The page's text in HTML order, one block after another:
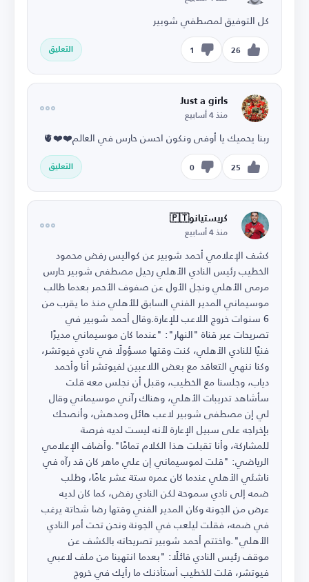
كل التوفيق لمصطفي شوبير
26
1 التعليق
Just a girls
منذ 4 أسابيع
ربنا يحميك يا أوفى ونكون احسن حارس في العالم❤️❤️🫀
25
0 التعليق
كريستيانو🇵🇹
منذ 4 أسابيع
كشف الإعلامي أحمد شوبير عن كواليس رفض محمود
الخطيب رئيس النادي الأهلي رحيل مصطفى شوبير حارس
مرمى الأهلي ونجل الأول عن صفوف الأحمر بعدما طالب
موسيماني المدير الفني السابق للأهلي منذ ما يقرب من
6 سنوات خروج اللاعب للإعارة.وقال أحمد شوبير في
تصريحات عبر قناة "النهار": "عندما كان موسيماني مديرًا
فنيًا للنادي الأهلي، كنت وقتها مسؤولًا في نادي فيوتشر،
وكنا ننهي التعاقد مع بعض اللاعبين لفيوتشر أنا وأحمد
دياب، وجلسنا مع الخطيب، وقبل أن نجلس معه قلت
سأشاهد تدريبات الأهلي، وهناك رآني موسيماني وقال
لي إن مصطفى شوبير لاعب هائل ومدهش، وأنصحك
بإخراجه على سبيل الإعارة لأنه ليست لديه فرصة
للمشاركة، وأنا تقبلت هذا الكلام تمامًا".وأضاف الإعلامي
الرياضي: "قلت لموسيماني إن علي ماهر كان قد رآه في
ناشئي الأهلي عندما كان عمره ستة عشر عامًا، وطلب
ضمه إلى نادي سموحة لكن النادي رفض، كما كان لديه
عرض من الجونة وكان المدير الفني وقتها رضا شحاتة يرغب
في ضمه، فقلت ليلعب في الجونة ونحن تحت أمر النادي
الأهلي".واختتم أحمد شوبير تصريحاته بالكشف عن
موقف رئيس النادي قائلًا: "بعدما انتهينا من ملف لاعبي
فيوتشر، قلت للخطيب أستأذنك ما رأيك في خروج